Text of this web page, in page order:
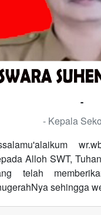
-
- Kepala
Alloh SWT,
telah
sehingga